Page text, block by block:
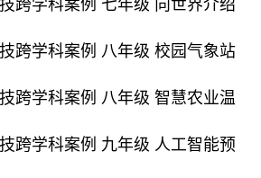
跨学科案例 七年级 向世界介绍
跨学科案例 八年级 校园气象站
跨学科案例 八年级 智慧农业温
跨学科案例 九年级 人工智能预